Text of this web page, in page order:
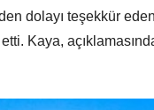
dolayı teşekkür
etti. Kaya,